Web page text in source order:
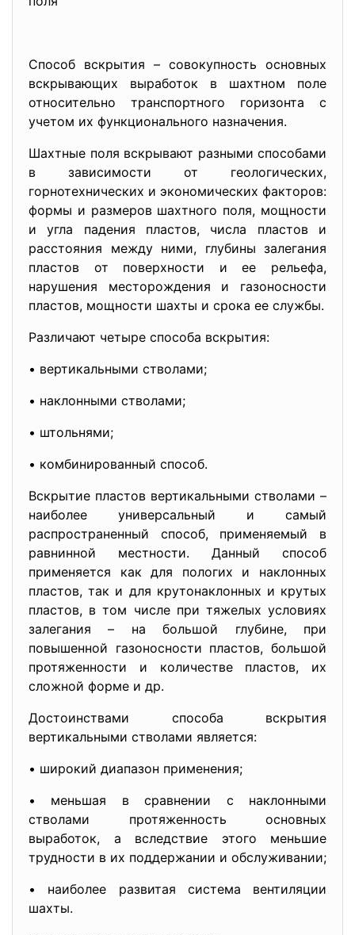
Способ вскрытия – совокупность основных
вскрывающих выработок в шахтном поле
относительно транспортного горизонта с
учетом их функционального назначения.
Шахтные поля вскрывают разными способами
в зависимости от геологических,
горнотехнических и экономических факторов:
формы и размеров шахтного поля, мощности
и угла падения пластов, числа пластов и
расстояния между ними, глубины залегания
пластов от поверхности и ее рельефа,
нарушения месторождения и газоносности
пластов, мощности шахты и срока ее службы.
Различают четыре способа вскрытия:
• вертикальными стволами;
• наклонными стволами;
• штольнями;
• комбинированный способ.
Вскрытие пластов вертикальными стволами –
наиболее универсальный и самый
распространенный способ, применяемый в
равнинной местности. Данный способ
применяется как для пологих и наклонных
пластов, так и для крутонаклонных и крутых
пластов, в том числе при тяжелых условиях
залегания – на большой глубине, при
повышенной газоносности пластов, большой
протяженности и количестве пластов, их
сложной форме и др.
Достоинствами способа вскрытия
вертикальными стволами является:
• широкий диапазон применения;
• меньшая в сравнении с наклонными
стволами протяженность основных
выработок, а вследствие этого меньшие
трудности в их поддержании и обслуживании;
• наиболее развитая система вентиляции
шахты.